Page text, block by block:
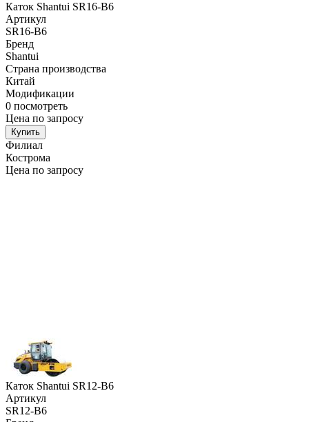
Каток Shantui SR16-B6
Артикул
SR16-B6
Бренд
Shantui
Страна производства
Китай
Модификации
0 посмотреть
Цена по запросу
Купить
Филиал
Кострома
Цена по запросу
Каток Shantui SR12-B6
Артикул
SR12-B6